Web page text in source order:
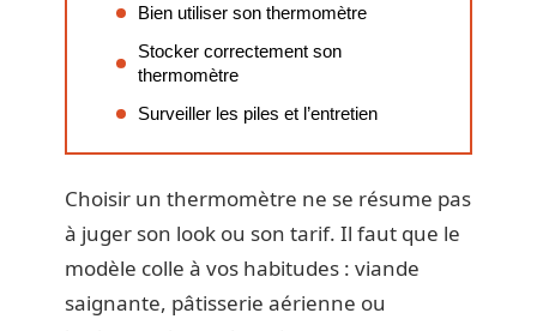
Bien utiliser son thermomètre
Stocker correctement son
thermomètre
Surveiller les piles et l’entretien
Choisir un thermomètre ne se résume pas
à juger son look ou son tarif. Il faut que le
modèle colle à vos habitudes : viande
saignante, pâtisserie aérienne ou